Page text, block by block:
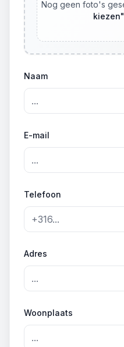
Nog geen foto's
kiezen"
Naam
E-mail
Telefoon
Adres
Woonplaats